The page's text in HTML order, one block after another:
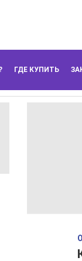
ГДЕ КУПИТЬ